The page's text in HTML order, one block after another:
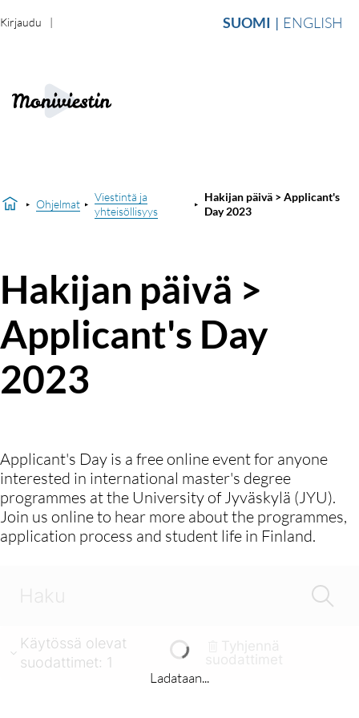
SUOMI ENGLISH
Kirjaudu
Ohjelmat
Viestintä ja
yhteisöllisyys
Hakijan päivä > Applicant's
Day 2023
Hakijan päivä >
Applicant's Day
2023
Applicant's Day is a free online event for anyone
interested in international master's degree
programmes at the University of Jyväskylä (JYU).
Join us online to hear more about the programmes,
application process and student life in Finland.
Käytössä olevat
suodattimet: 1
Ladataan...